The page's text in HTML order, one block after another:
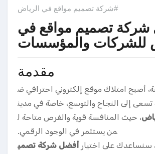
#شركة تصميم مواقع في الرياض
شركة تصميم مواقع في
للشركات والمؤسسات
مقدمة
أصبح امتلاك موقع إلكتروني احترافي ض
إلى النجاح والتوسع، خاصة في مدين
، حيث المنافسة قوية والفرص متاحة ل
من يستثمر في الوجود الرقمي.
سنساعدك على اختيار أفضل شركة تصمي